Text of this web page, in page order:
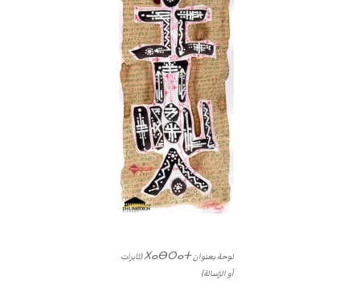
لوحة بعنوان ⵝⴰⴱⵔⴰⵜ (ثابرات
أو الرّسالة)